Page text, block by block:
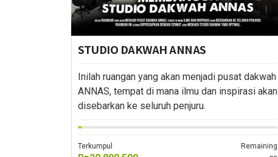
STUDIO DAKWAH ANNAS
Inilah ruangan yang akan menjadi pusat dakwah
ANNAS, tempat di mana ilmu dan inspirasi akan
disebarkan ke seluruh penjuru.
Terkumpul Remaining